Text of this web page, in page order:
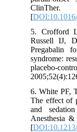
[
5.
Russell
Pregabalin
syndrome:
placebo-
6. White
The effect
and
Anesthesia
[